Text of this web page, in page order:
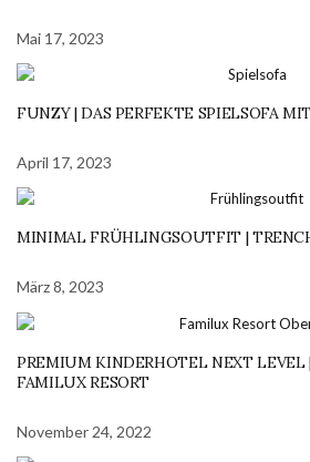
Mai 17, 2023
FUNZY | DAS PERFEKTE SPIELSOFA
April 17, 2023
MINIMAL FRÜHLINGSOUTFIT |
März 8, 2023
PREMIUM KINDERHOTEL NEXT LEVEL
FAMILUX RESORT
November 24, 2022